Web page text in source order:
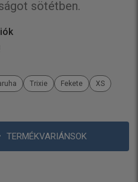
TERMÉKVARIÁNSOK
sötétben.
Trixie Fekete XS